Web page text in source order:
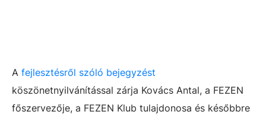
A fejlesztésről szóló bejegyzést
köszönetnyilvánítással zárja Kovács Antal, a FEZEN
főszervezője, a FEZEN Klub tulajdonosa és későbbre